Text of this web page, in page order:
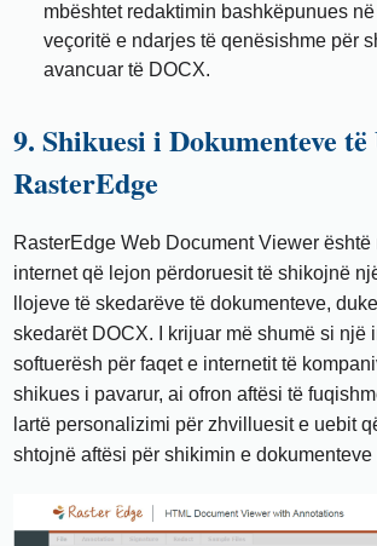
mbështet redaktimin bashkëpunues
veçoritë e ndarjes të qenësishme për
avancuar të DOCX.
9. Shikuesi i Dokumenteve
RasterEdge
RasterEdge Web Document Viewer
internet që lejon përdoruesit të shikojnë
llojeve të skedarëve të dokumenteve,
skedarët DOCX. I krijuar më shumë si një
softuerësh për faqet e internetit të
shikues i pavarur, ai ofron aftësi të
lartë personalizimi për zhvilluesit e uebit
shtojnë aftësi për shikimin e dokumenteve